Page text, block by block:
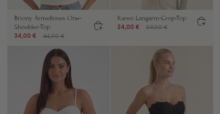
Briony Ärmelloses One-
Shoulder-Top
34,00 € 44,00 €
Karen Langarm-Crop-Top
24,00 € 39,00 €